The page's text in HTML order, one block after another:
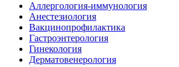
Аллергология-иммунология
Анестезиология
Вакцинопрофилактика
Гастроэнтерология
Гинекология
Дерматовенерология